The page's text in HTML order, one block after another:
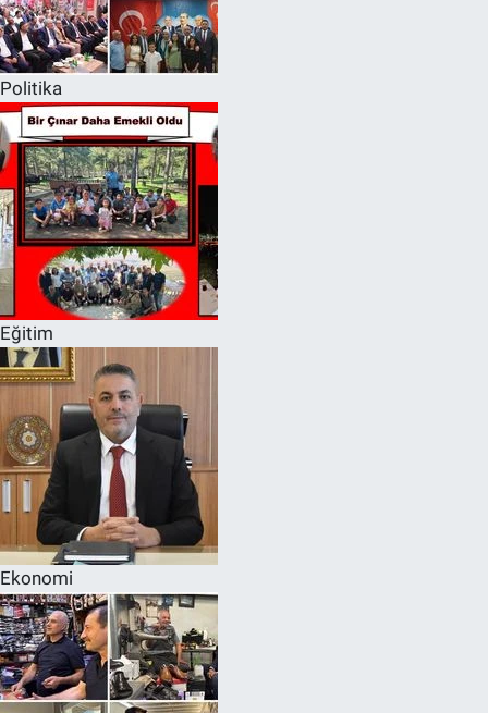
Politika
Eğitim
Ekonomi